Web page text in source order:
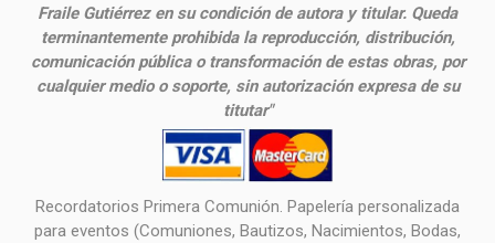
Fraile Gutiérrez en su condición de autora y titular. Queda
terminantemente prohibida la reproducción, distribución,
comunicación pública o transformación de estas obras, por
cualquier medio o soporte, sin autorización expresa de su
titutar"
Recordatorios Primera Comunión. Papelería personalizada
para eventos (Comuniones, Bautizos, Nacimientos, Bodas,